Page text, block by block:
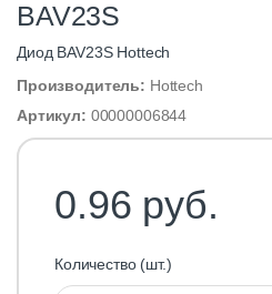
BAV23S
Диод BAV23S Hottech
Производитель: Hottech
Артикул: 00000006844
0.96 руб.
Количество (шт.)